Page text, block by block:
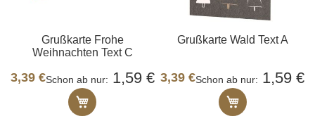
Grußkarte Frohe
Weihnachten Text C
3,39 €Schon ab nur 1,59 €
In den Warenkorb
Grußkarte Wald Text A
3,39 €Schon ab nur 1,59 €
In den